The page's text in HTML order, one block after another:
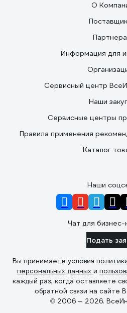
О
Информация для
Сервисный центр
Наши
Сервисные центры
Правила применения
Каталог
Наши
Чат для бизнес-
Подать
Вы принимаете условия
персональных данных и
каждый раз, когда оставляете
обратной связи на сайте
© 2006 — 2026.